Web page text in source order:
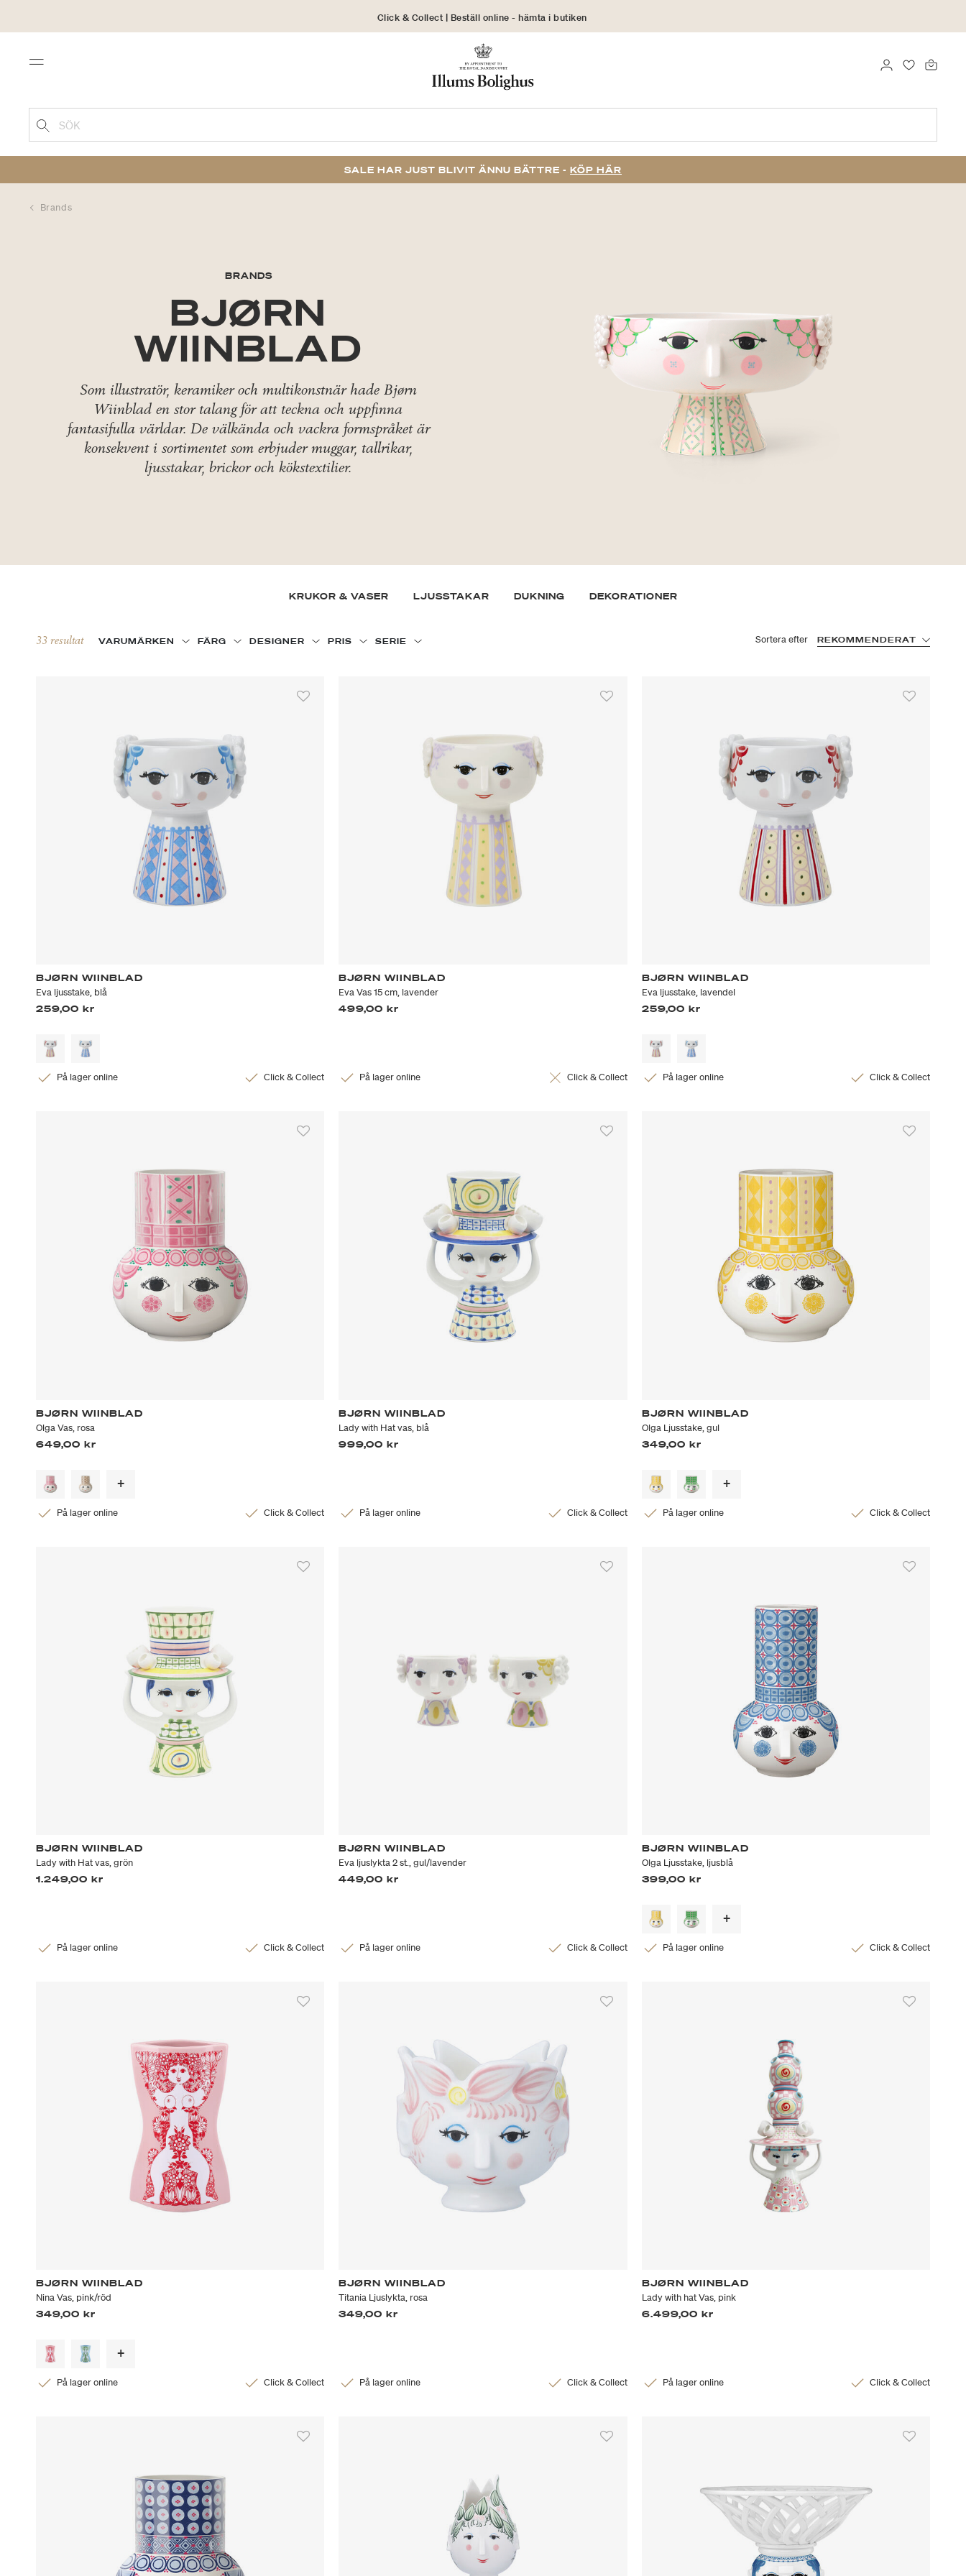
Click & Collect | Beställ online - hämta i butiken
30 dagars returrätt
Menu FAVORITER
LOGGA IN
SÖK
SALE HAR JUST BLIVIT ÄNNU BÄTTRE - KÖP HÄR
Brands
BRANDS
BJØRN
WIINBLAD
Som illustratör, keramiker och multikonstnär hade Bjørn
Wiinblad en stor talang för att teckna och uppfinna
fantasifulla världar. De välkända och vackra formspråket är
konsekvent i sortimentet som erbjuder muggar, tallrikar,
ljusstakar, brickor och kökstextilier.
KRUKOR & VASER LJUSSTAKAR DUKNING DEKORATIONER
33 resultat VARUMÄRKEN FÄRG DESIGNER PRIS SERIE Sortera efter REKOMMENDERAT
BJØRN WIINBLAD
Eva ljusstake, blå
259,00 kr
På lager online Click & Collect
BJØRN WIINBLAD
Eva Vas 15 cm, lavender
499,00 kr
På lager online Click & Collect
BJØRN WIINBLAD
Eva ljusstake, lavendel
259,00 kr
På lager online Click & Collect
BJØRN WIINBLAD
Olga Vas, rosa
649,00 kr
På lager online Click & Collect
BJØRN WIINBLAD
Lady with Hat vas, blå
999,00 kr
På lager online Click & Collect
BJØRN WIINBLAD
Olga Ljusstake, gul
349,00 kr
På lager online Click & Collect
BJØRN WIINBLAD
Lady with Hat vas, grön
1.249,00 kr
På lager online Click & Collect
BJØRN WIINBLAD
Eva ljuslykta 2 st., gul/lavender
449,00 kr
På lager online Click & Collect
BJØRN WIINBLAD
Olga Ljusstake, ljusblå
399,00 kr
På lager online Click & Collect
BJØRN WIINBLAD
Nina Vas, pink/röd
349,00 kr
På lager online Click & Collect
BJØRN WIINBLAD
Titania Ljuslykta, rosa
349,00 kr
På lager online Click & Collect
BJØRN WIINBLAD
Lady with hat Vas, pink
6.499,00 kr
På lager online Click & Collect